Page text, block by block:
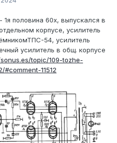
половина 60х, выпускался в
корпусе, усилитель
54, усилитель
усилитель в общ. корпусе
topic/109-tozhe-
11512